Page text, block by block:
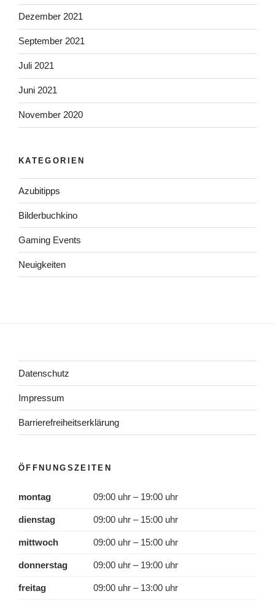
Dezember 2021
September 2021
Juli 2021
Juni 2021
November 2020
KATEGORIEN
Azubitipps
Bilderbuchkino
Gaming Events
Neuigkeiten
Datenschutz
Impressum
Barrierefreiheitserklärung
ÖFFNUNGSZEITEN
montag 09:00 uhr – 19:00 uhr
dienstag 09:00 uhr – 15:00 uhr
mittwoch 09:00 uhr – 15:00 uhr
donnerstag 09:00 uhr – 19:00 uhr
freitag 09:00 uhr – 13:00 uhr